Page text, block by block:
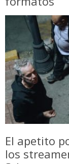
El apetito
los